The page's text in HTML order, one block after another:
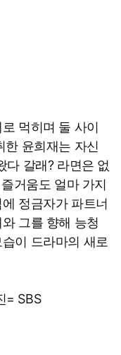
먹히며 둘 사이
한 윤희재는 자신
다 갈래? 라면은 없
거움도 얼마 가지
정금자가 파트너
그를 향해 능청
이 드라마의 새로
= SBS